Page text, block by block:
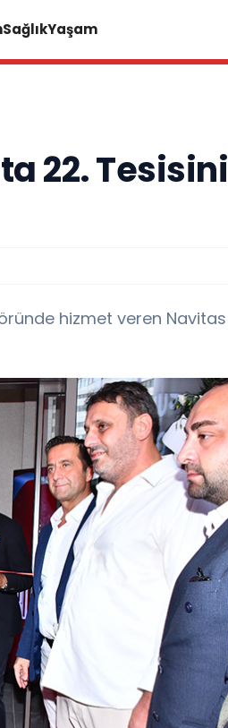
SağlıkYaşam
22. Tesisini
hizmet veren Navitas